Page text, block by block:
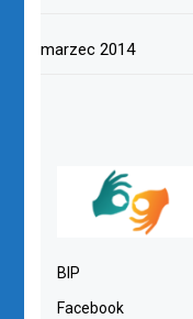
marzec 2014
BIP
Facebook